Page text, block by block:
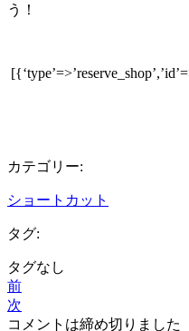
う！
カテゴリー:
ショートカット
タグ:
タグなし
前
次
コメントは締め切りました